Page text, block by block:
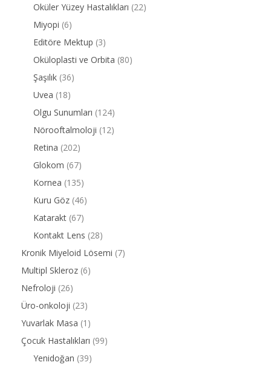
Oküler Yüzey Hastalıkları (22)
Miyopi (6)
Editöre Mektup (3)
Oküloplasti ve Orbita (80)
Şaşılık (36)
Uvea (18)
Olgu Sunumları (124)
Nörooftalmoloji (12)
Retina (202)
Glokom (67)
Kornea (135)
Kuru Göz (46)
Katarakt (67)
Kontakt Lens (28)
Kronik Miyeloid Lösemi (7)
Multipl Skleroz (6)
Nefroloji (26)
Üro-onkoloji (23)
Yuvarlak Masa (1)
Çocuk Hastalıkları (99)
Yenidoğan (39)